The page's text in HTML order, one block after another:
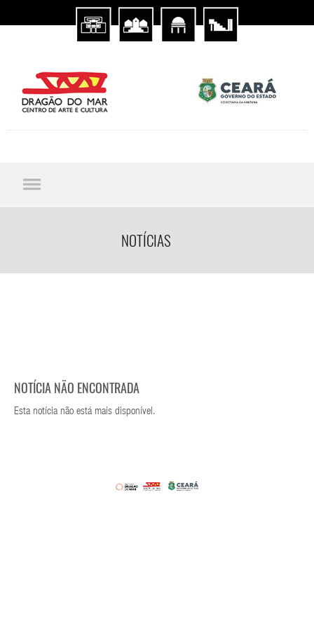
NOTÍCIAS
NOTÍCIA NÃO ENCONTRADA
Esta notícia não está mais disponível.